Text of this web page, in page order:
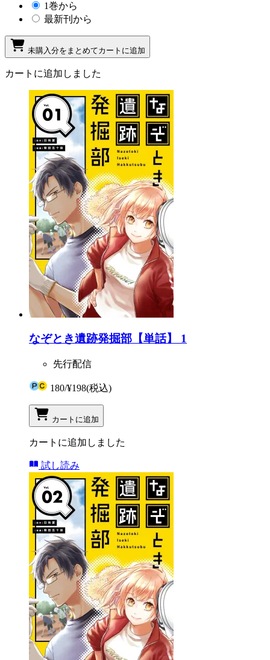
1巻から
最新刊から
未購入分をまとめてカートに追加
カートに追加しました
なぞとき遺跡発掘部【単話】 1
先行配信
180/¥198(税込)
カートに追加
カートに追加しました
試し読み